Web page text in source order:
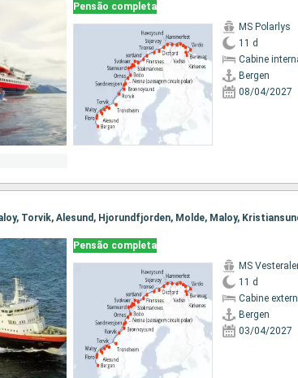
Pensão completa
MS Polarlys
11 d
Cabine
Bergen
08/04/2027
Pensão completa
MS
11 d
Cabine
Bergen
03/04/2027